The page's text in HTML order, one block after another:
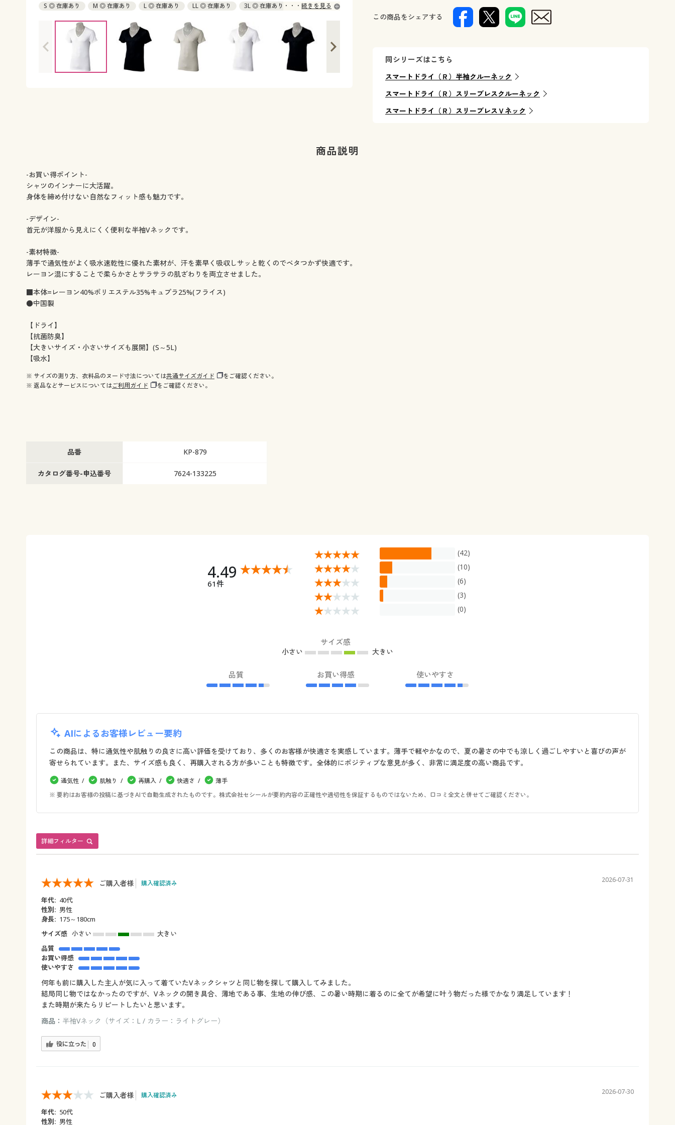
S ◎ 在庫あり M ◎ 在庫あり L ◎ 在庫あり LL ◎ 在庫あり
3L ◎ 在庫あり
続きを見る
この商品をシェアする
同シリーズはこちら
スマートドライ（Ｒ）半袖クルーネック
スマートドライ（Ｒ）スリーブレスクルーネック
スマートドライ（Ｒ）スリーブレスＶネック
商品説明
-お買い得ポイント-
シャツのインナーに大活躍。
身体を締め付けない自然なフィット感も魅力です。
-デザイン-
首元が洋服から見えにくく便利な半袖Vネックです。
-素材特徴-
薄手で通気性がよく吸水速乾性に優れた素材が、汗を素早く吸収しサッと乾くのでベタつかず快適です。
レーヨン混にすることで柔らかさとサラサラの肌ざわりを両立させました。
■本体=レーヨン40%ポリエステル35%キュプラ25%(フライス)
●中国製
【ドライ】
【抗菌防臭】
【大きいサイズ・小さいサイズも展開】(S～5L)
【吸水】
※ サイズの測り方、衣料品のヌード寸法については共通サイズガイド
をご確認ください。
※ 返品などサービスについてはご利用ガイド をご確認ください。
品番 KP-879
カタログ番号-申込番号 7624-133225
4.49
61件
(42)
(10)
(6)
(3)
(0)
サイズ感
小さい 大きい
品質 お買い得感 使いやすさ
AIによるお客様レビュー要約
この商品は、特に通気性や肌触りの良さに高い評価を受けており、多くのお客様が快適さを実感しています。薄手で軽やかなので、夏の暑さの中でも涼しく過ごしやすいと喜びの声が
寄せられています。また、サイズ感も良く、再購入される方が多いことも特徴です。全体的にポジティブな意見が多く、非常に満足度の高い商品です。
通気性 肌触り 再購入 快適さ
薄手
※ 要約はお客様の投稿に基づきAIで自動生成されたものです。株式会社セシールが要約内容の正確性や適切性を保証するものではないため、口コミ全文と併せてご確認ください。
詳細フィルター
ご購入者様 購入確認済み 2026-07-31
年代: 40代
性別: 男性
身長: 175～180cm
サイズ感 小さい
大きい
品質
お買い得感
使いやすさ
何年も前に購入した主人が気に入って着ていたVネックシャツと同じ物を探して購入してみました。
結局同じ物ではなかったのですが、Vネックの開き具合、薄地である事、生地の伸び感、この暑い時期に着るのに全てが希望に叶う物だった様でかなり満足しています！
また時期が来たらリピートしたいと思います。
商品： 半袖Vネック（サイズ：L / カラー：ライトグレー）
役に立った 0
ご購入者様 購入確認済み 2026-07-30
年代: 50代
性別: 男性